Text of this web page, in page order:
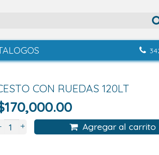
CON RUEDAS 120LT
170,000.00
+ Agregar al carrito